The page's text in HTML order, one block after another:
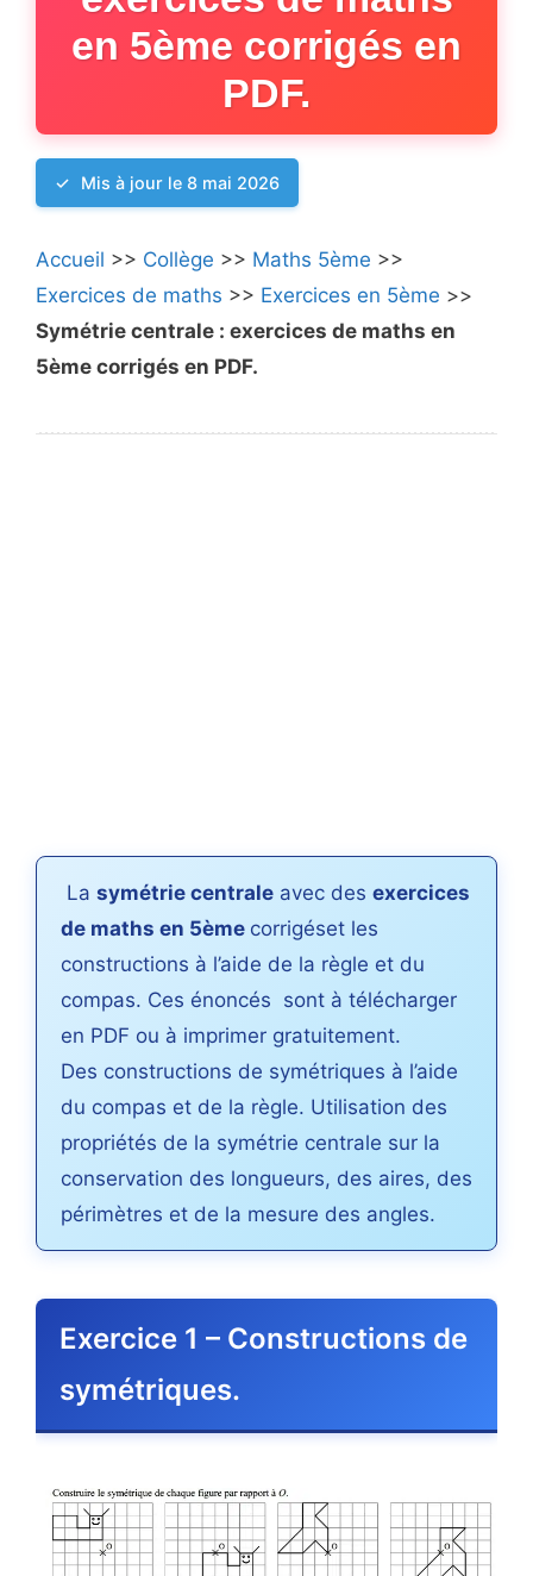
en 5ème corrigés en
PDF.
Mis à jour le 8 mai 2026
Accueil >> Collège >> Maths 5ème >>
Exercices de maths >> Exercices en 5ème >>
Symétrie centrale : exercices de maths en
5ème corrigés en PDF.
La symétrie centrale avec des exercices
de maths en 5ème corrigéset les
constructions à l’aide de la règle et du
compas. Ces énoncés sont à télécharger
en PDF ou à imprimer gratuitement.
Des constructions de symétriques à l’aide
du compas et de la règle. Utilisation des
propriétés de la symétrie centrale sur la
conservation des longueurs, des aires, des
périmètres et de la mesure des angles.
Exercice 1 – Constructions de
symétriques.